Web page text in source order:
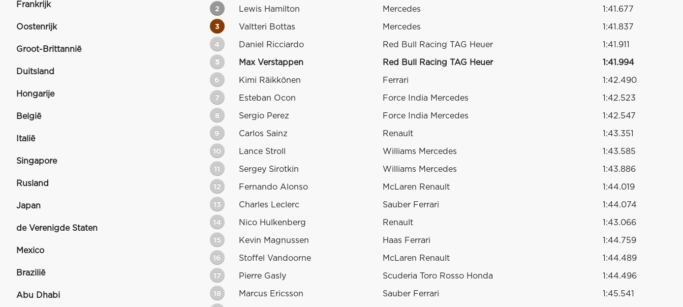
Frankrijk
Oostenrijk
Groot-Brittannië
Duitsland
Hongarije
België
Italië
Singapore
Rusland
Japan
de Verenigde Staten
Mexico
Brazilië
Abu Dhabi
2 Lewis Hamilton Mercedes 1:41.677
3 Valtteri Bottas Mercedes 1:41.837
4 Daniel Ricciardo Red Bull Racing TAG Heuer 1:41.911
5 Max Verstappen Red Bull Racing TAG Heuer 1:41.994
6 Kimi Räikkönen Ferrari 1:42.490
7 Esteban Ocon Force India Mercedes 1:42.523
8 Sergio Perez Force India Mercedes 1:42.547
9 Carlos Sainz Renault 1:43.351
10 Lance Stroll Williams Mercedes 1:43.585
11 Sergey Sirotkin Williams Mercedes 1:43.886
12 Fernando Alonso McLaren Renault 1:44.019
13 Charles Leclerc Sauber Ferrari 1:44.074
14 Nico Hulkenberg Renault 1:43.066
15 Kevin Magnussen Haas Ferrari 1:44.759
16 Stoffel Vandoorne McLaren Renault 1:44.489
17 Pierre Gasly Scuderia Toro Rosso Honda 1:44.496
18 Marcus Ericsson Sauber Ferrari 1:45.541